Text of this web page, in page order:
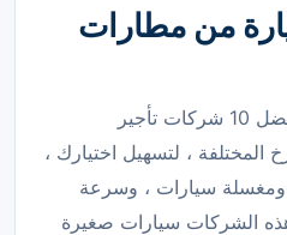
من مطارات
اسمحوا لي أن أقدم لكم أفضل 10 شركات تأجير
، لتسهيل اختيارك ،
ومغسلة سيارات ، وسرعة
هذه الشركات سيارات صغيرة